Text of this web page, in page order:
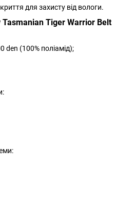
для захисту від вологи.
Tasmanian Tiger Warrior Belt
den (100% поліамід);